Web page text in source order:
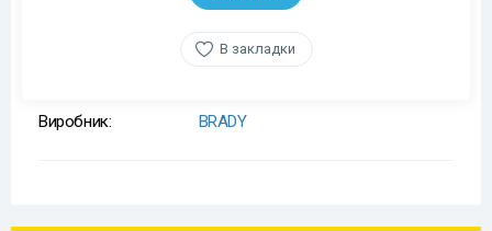
В закладки
Виробник: BRADY